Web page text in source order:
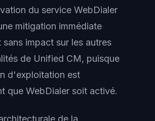
du service WebDialer
mitigation immédiate
impact sur les autres
de Unified CM, puisque
d'exploitation est
que WebDialer soit activé.
de la